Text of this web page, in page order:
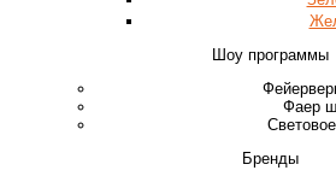
Шоу программы
Фаер
Бренды